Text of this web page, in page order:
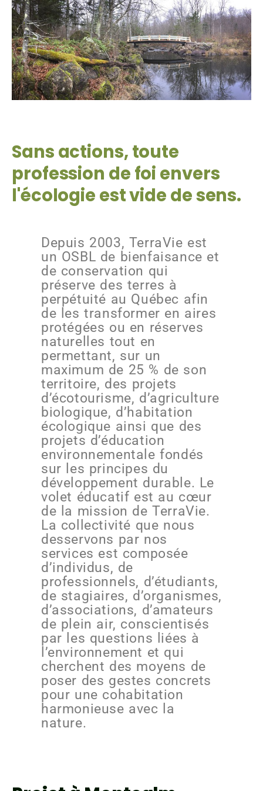
Sans actions, toute
profession de foi envers
l'écologie est vide de sens.
Depuis 2003, TerraVie est
un OSBL de bienfaisance et
de conservation qui
préserve des terres à
perpétuité au Québec afin
de les transformer en aires
protégées ou en réserves
naturelles tout en
permettant, sur un
maximum de 25 % de son
territoire, des projets
d’écotourisme, d’agriculture
biologique, d’habitation
écologique ainsi que des
projets d’éducation
environnementale fondés
sur les principes du
développement durable. Le
volet éducatif est au cœur
de la mission de TerraVie.
La collectivité que nous
desservons par nos
services est composée
d’individus, de
professionnels, d’étudiants,
de stagiaires, d’organismes,
d’associations, d’amateurs
de plein air, conscientisés
par les questions liées à
l’environnement et qui
cherchent des moyens de
poser des gestes concrets
pour une cohabitation
harmonieuse avec la
nature.